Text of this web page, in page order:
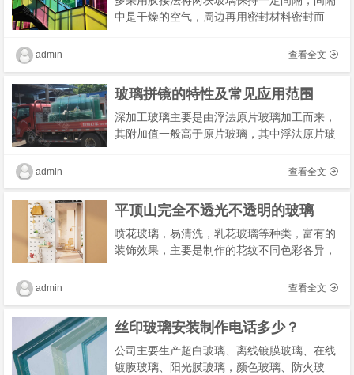
中是干燥的空气，周边再用密封材料密封而
他种类玻璃，还可以采用三玻两腔的构造（甚
查看全文
admin
玻璃拼镜的特性及常见应用范围
深加工玻璃主要是由浮法原片玻璃加工而来，
其附加值一般高于原片玻璃，其中浮法原片玻
较为透明，行业内出厂价格差异较小，不同公
查看全文
admin
平顶山完全不透光不透明的玻璃
喷花玻璃，易清洗，乳花玻璃等种类，富有的
装饰效果，主要是制作的花纹不同色彩各异，
点，釉面玻璃，蜀山感观效果好，包括磨砂玻
查看全文
admin
丝印玻璃安装制作电话多少？
公司主要生产超白玻璃、离线镀膜玻璃、在线
镀膜玻璃、阳光膜玻璃，颜色玻璃、防火玻